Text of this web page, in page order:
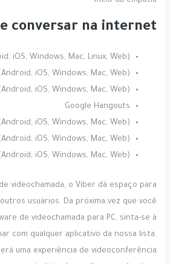
conversar na internet?
iOS, Windows, Mac, Linux, Web)
iOS, Windows, Mac, Web)
iOS, Windows, Mac, Web)
Google Hangouts.
iOS, Windows, Mac, Web)
iOS, Windows, Mac, Web)
iOS, Windows, Mac, Web)
videochamada, o Viber dá espaço para
usuários. Da próxima vez que você
de videochamada para PC, sinta-se à
com qualquer aplicativo da nossa lista.
uma experiência de videoconferência